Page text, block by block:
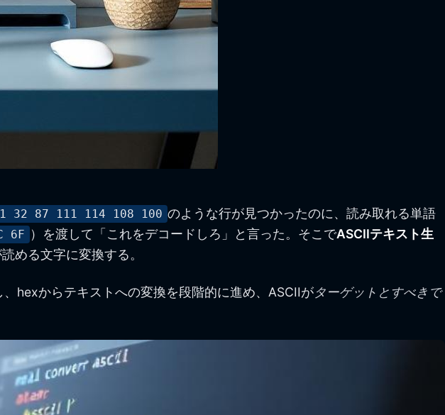
32 87 111 114 108 100 のような行が見つかったのに、読み取れる単語
6F ）を渡して「これをデコードしろ」と言った。そこでASCIIテキスト生
める文字に変換する。
hexからテキストへの変換を段階的に進め、ASCIIがターゲットとすべきで